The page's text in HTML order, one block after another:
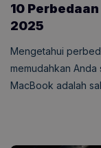
10
2025
Mengetahui
memudahkan
MacBook adalah